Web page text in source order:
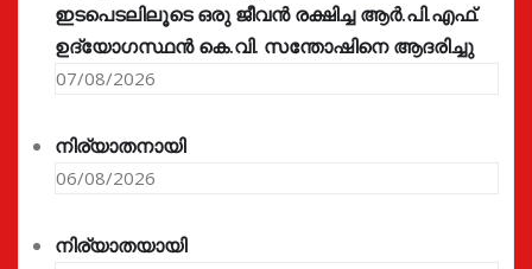
ഇടപെടലിലൂടെ ഒരു ജീവൻ രക്ഷിച്ച ആർ.പി.എഫ്.
ഉദ്യോഗസ്ഥൻ കെ.വി. സന്തോഷിനെ ആദരിച്ചു
07/08/2026
നിര്യാതനായി
06/08/2026
നിര്യാതയായി